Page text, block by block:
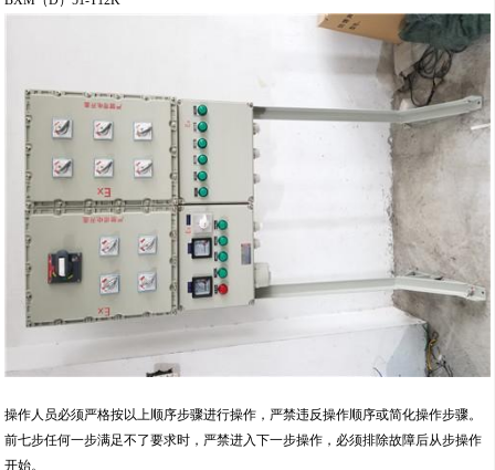
操作人员必须严格按以上顺序步骤进行操作，严禁违反操作顺序或简化操作步骤。
前七步任何一步满足不了要求时，严禁进入下一步操作，必须排除故障后从步操作
开始。